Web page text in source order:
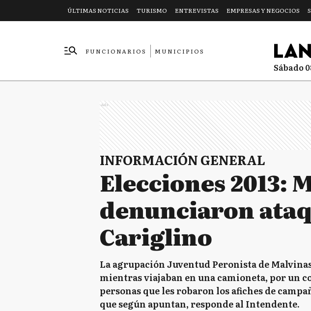
ÚLTIMAS NOTICIAS TURISMO ENTREVISTAS EMPRESAS Y NEGOCIOS
FUNCIONARIOS
MUNICIPIOS
sábado
Ads
INFORMACIÓN GENERAL
Elecciones 2013:
denunciaron
Cariglino
La agrupación Juventud Peronista de
mientras viajaban en una camioneta, por un
personas que les robaron los afiches de
que según apuntan, responde al Intendente.